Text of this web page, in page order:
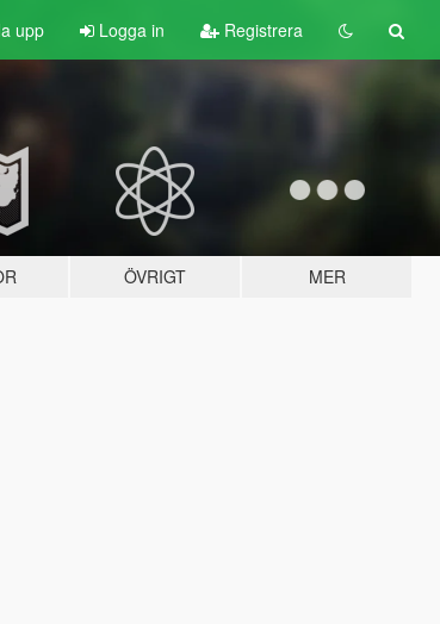
upp Logga in Registrera
ÖVRIGT MER